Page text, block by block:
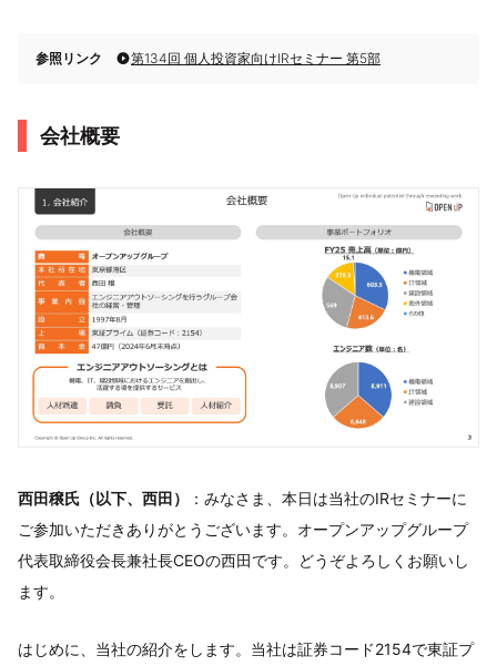
参照リンク 第134回 個人投資家向けIRセミナー 第5部
会社概要
西田穣氏（以下、西田）
：みなさま、本日は当社のIRセミナーに
ご参加いただきありがとうございます。オープンアップグループ
代表取締役会長兼社長CEOの西田です。どうぞよろしくお願いし
ます。
はじめに、当社の紹介をします。当社は証券コード2154で東証プ